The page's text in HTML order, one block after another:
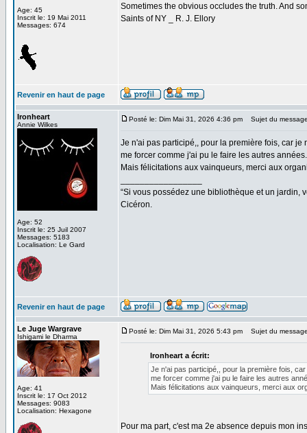
Age: 45
Inscrit le: 19 Mai 2011
Messages: 674
Sometimes the obvious occludes the truth. And
Saints of NY _ R. J. Ellory
Revenir en haut de page
Ironheart
Annie Wilkes
Age: 52
Inscrit le: 25 Juil 2007
Messages: 5183
Localisation: Le Gard
Posté le: Dim Mai 31, 2026 4:36 pm Sujet du
Je n'ai pas participé,, pour la première fois, car
me forcer comme j'ai pu le faire les autres
Mais félicitations aux vainqueurs, merci aux
“Si vous possédez une bibliothèque et un jardin,
Cicéron.
Revenir en haut de page
Le Juge Wargrave
Ishigami le Dharma
Age: 41
Inscrit le: 17 Oct 2012
Messages: 9083
Localisation: Hexagone
Posté le: Dim Mai 31, 2026 5:43 pm Sujet du
Ironheart a écrit:
Je n'ai pas participé,, pour la première fois,
me forcer comme j'ai pu le faire les autres
Mais félicitations aux vainqueurs, merci aux
Pour ma part, c'est ma 2e absence depuis mon